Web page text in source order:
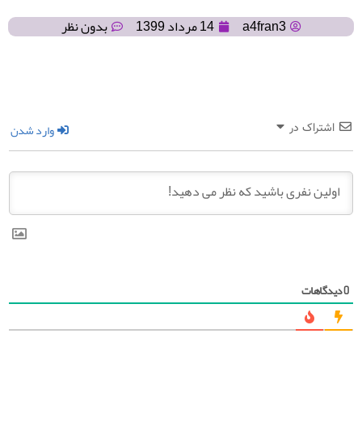
a4fran3
14 مرداد 1399 بدون نظر
اشتراک در وارد شدن
0دیدگاهات